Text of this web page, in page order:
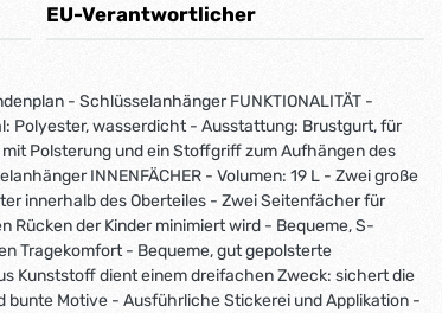
EU-Verantwortlicher
- Schlüsselanhänger FUNKTIONALITÄT -
Polyester, wasserdicht - Ausstattung: Brustgurt, für
Polsterung und ein Stoffgriff zum Aufhängen des
INNENFÄCHER - Volumen: 19 L - Zwei große
innerhalb des Oberteiles - Zwei Seitenfächer für
Rücken der Kinder minimiert wird - Bequeme, S-
Tragekomfort - Bequeme, gut gepolsterte
Kunststoff dient einem dreifachen Zweck: sichert die
Motive - Ausführliche Stickerei und Applikation -